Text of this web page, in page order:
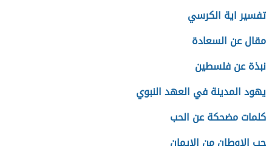
تفسير اية الكرسي
مقال عن السعادة
نبذة عن فلسطين
يهود المدينة في العهد النبوي
كلمات مضحكة عن الحب